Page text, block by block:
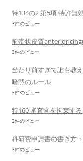
特134の2 第5項 特許無
3件のビュー
前帯状皮質anterior
3件のビュー
当たり前すぎて誰も教
暗黙のルール
3件のビュー
特160 審査官を拘束する
3件のビュー
科研費申請書の書き方
3件のビュー